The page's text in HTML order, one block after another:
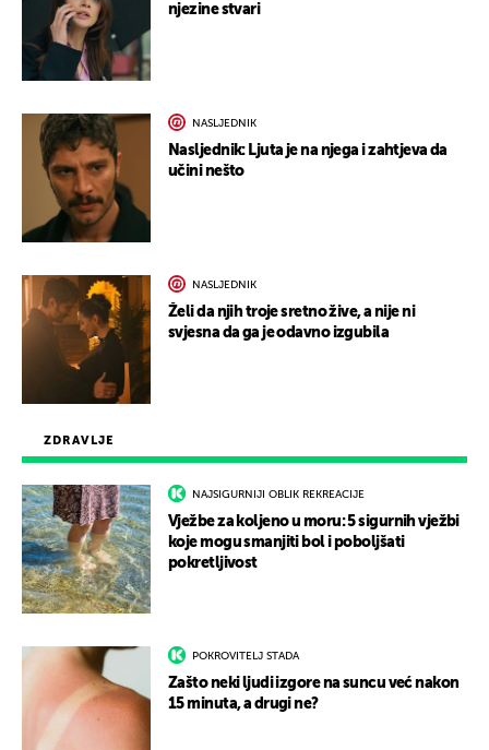
ZDRAVLJE
NAJSIGURNIJI OBLIK REKREACIJE
Vježbe za koljeno u moru: 5 sigurnih vježbi
koje mogu smanjiti bol i poboljšati
pokretljivost
POKROVITELJ STADA
Zašto neki ljudi izgore na suncu već nakon
15 minuta, a drugi ne?
njezine stvari
NASLJEDNIK
Nasljednik: Ljuta je na njega i zahtjeva da
učini nešto
NASLJEDNIK
Želi da njih troje sretno žive, a nije ni
svjesna da ga je odavno izgubila